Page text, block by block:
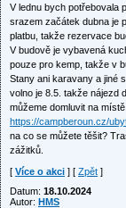
V lednu bych potřebovala
srazem začátek dubna je
platbu, takže rezervace
V budově je vybavená
pouze pro kemp, takže v
Stany ani karavany a jiné
volno je 8.5. takže nájezd
můžeme domluvit na místě.
https://campberoun.cz/
na co se můžete těšit?
zážitků.
[ Více o akci ] [ Zpět ]
Datum: 18.10.2024
Autor: HMS